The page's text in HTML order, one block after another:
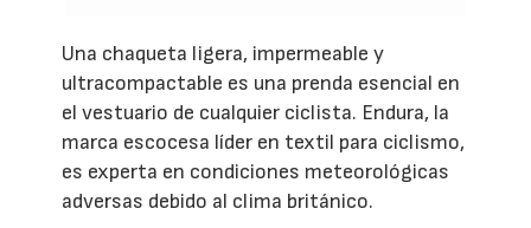
Una chaqueta ligera, impermeable y
ultracompactable es una prenda esencial en
el vestuario de cualquier ciclista. Endura, la
marca escocesa líder en textil para ciclismo,
es experta en condiciones meteorológicas
adversas debido al clima británico.